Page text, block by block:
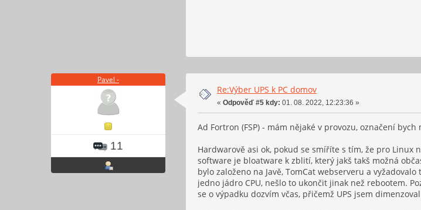
Pavel -
11
Re:Výber UPS k PC domov
« Odpověď #5 kdy: 01. 08. 2022, 12:23:36 »
Ad Fortron (FSP) - mám nějaké v provozu, označení
Hardwarově asi ok, pokud se smíříte s tím, že pro
software je bloatware k zblití, který jakš takš možná
bylo založeno na Javě, TomCat webserveru a
jedno jádro CPU, nešlo to ukončit jinak než rebootem.
se o výpadku dozvím včas, přičemž UPS jsem